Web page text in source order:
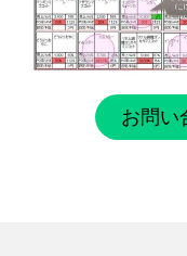
お問い